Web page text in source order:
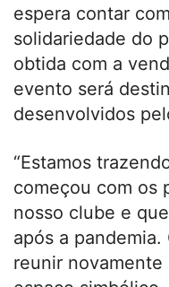
espera contar
solidariedade do
obtida com a
evento será
desenvolvidos
“Estamos
começou com os
nosso clube e
após a
reunir